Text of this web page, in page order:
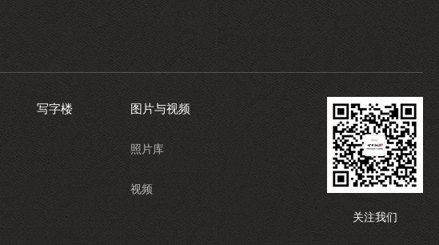
写字楼 图片与视频
照片库
视频
关注我们